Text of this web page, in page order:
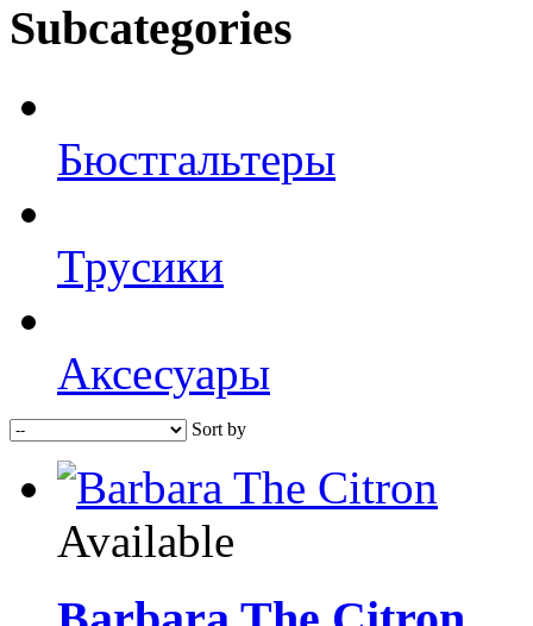
Subcategories
Бюстгальтеры
Трусики
Аксесуары
Sort by
Available